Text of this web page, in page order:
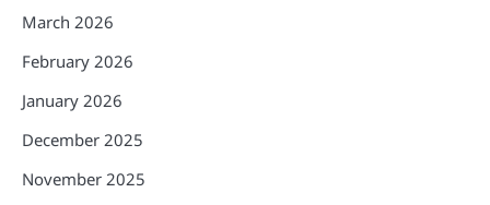
March 2026
February 2026
January 2026
December 2025
November 2025